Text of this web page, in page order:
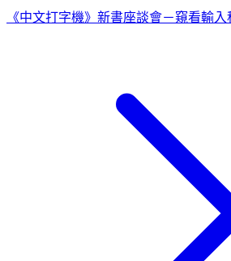
《中文打字機》新書座談會－窺看輸